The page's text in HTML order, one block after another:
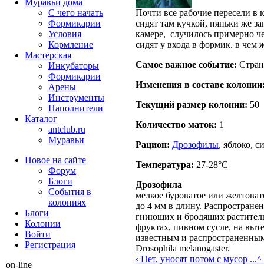
Почти все рабочие пересели в
сидят там кучкой, няньки же
камере, случилось примерно
сидят у входа в формик. в чем
Самое важное событие:
Изменения в составе
Текущий размер кoлонии: 50
Количество маток: 1
Рацион: Дрозофилы, яблоко,
Температура: 27-28°C
Дрозофила
мелкое буроватое или
до 4 мм в длину.
гниющих и бродящих
фруктах, пивном сусле, на
известным и
Drosophila melanogaster.
‹ Нет, уносят потом с мусор ...^
Муравьи дома
С чего начать
Формикарии
Условия
Кормление
Мастерская
Инкубаторы
Формикарии
Арены
Инструменты
Наполнители
Каталог
antclub.ru
Муравьи
Новое на сайте
Форум
Блоги
События в
колониях
Блоги
Колонии
Войти
Peгиcтpaция
on-line